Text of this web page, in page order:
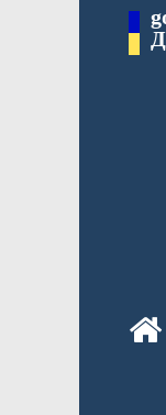
Перейти